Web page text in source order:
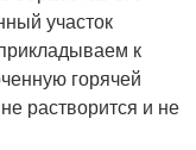
участок
к
горячей
растворится и не